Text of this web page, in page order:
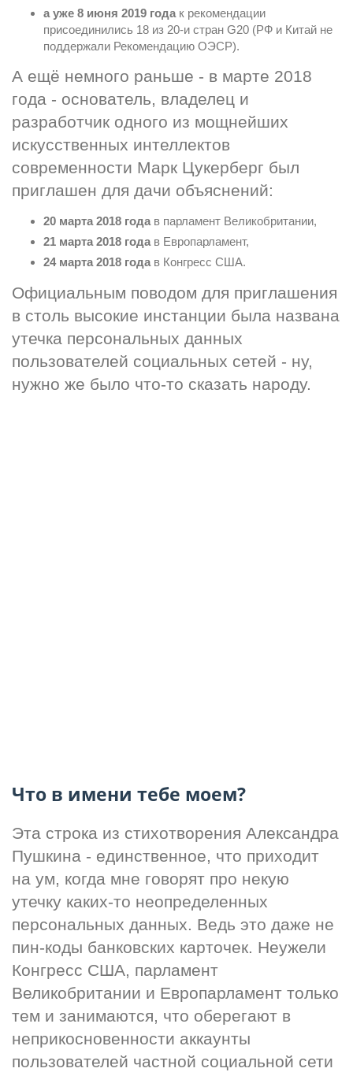
а уже 8 июня 2019 года к рекомендации
присоединились 18 из 20-и стран G20 (РФ и Китай не
поддержали Рекомендацию ОЭСР).
А ещё немного раньше - в марте 2018
года - основатель, владелец и
разработчик одного из мощнейших
искусственных интеллектов
современности Марк Цукерберг был
приглашен для дачи объяснений:
20 марта 2018 года в парламент Великобритании,
21 марта 2018 года в Европарламент,
24 марта 2018 года в Конгресс США.
Официальным поводом для приглашения
в столь высокие инстанции была названа
утечка персональных данных
пользователей социальных сетей - ну,
нужно же было что-то сказать народу.
Что в имени тебе моем?
Эта строка из стихотворения Александра
Пушкина - единственное, что приходит
на ум, когда мне говорят про некую
утечку каких-то неопределенных
персональных данных. Ведь это даже не
пин-коды банковских карточек. Неужели
Конгресс США, парламент
Великобритании и Европарламент только
тем и занимаются, что оберегают в
неприкосновенности аккаунты
пользователей частной социальной сети